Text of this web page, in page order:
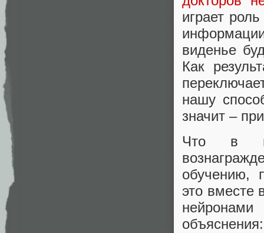
играет
виденье
Как
нашу
значит –
Что в
обучению,
это вместе